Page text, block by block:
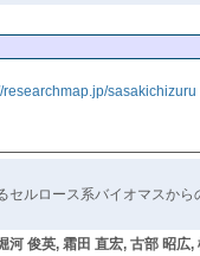
researchmap.jp/sasakichizuru
ルロース系バイオマスから
河 俊英, 霜田 直宏, 古部 昭広